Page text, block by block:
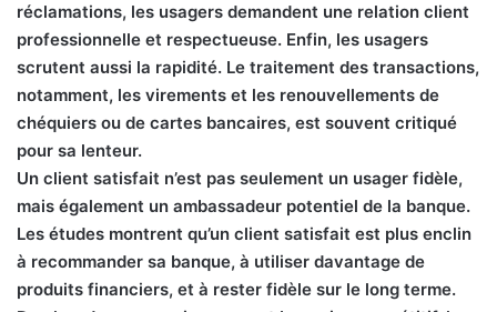
réclamations, les usagers demandent une relation client
professionnelle et respectueuse. Enfin, les usagers
scrutent aussi la rapidité. Le traitement des transactions,
notamment, les virements et les renouvellements de
chéquiers ou de cartes bancaires, est souvent critiqué
pour sa lenteur.
Un client satisfait n’est pas seulement un usager fidèle,
mais également un ambassadeur potentiel de la banque.
Les études montrent qu’un client satisfait est plus enclin
à recommander sa banque, à utiliser davantage de
produits financiers, et à rester fidèle sur le long terme.